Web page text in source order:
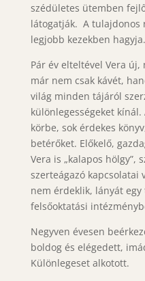
szédületes ütemben
látogatják. A tulajdonos
legjobb kezekben hagyja.
Pár év elteltével Vera
már nem csak kávét,
világ minden tájáról
különlegességeket
körbe, sok érdekes
betérőket. Előkelő,
Vera is „kalapos hölgy”,
szerteágazó kapcsolatai
nem érdeklik, lányát
felsőoktatási
Negyven évesen
boldog és elégedett,
Különlegeset alkotott.